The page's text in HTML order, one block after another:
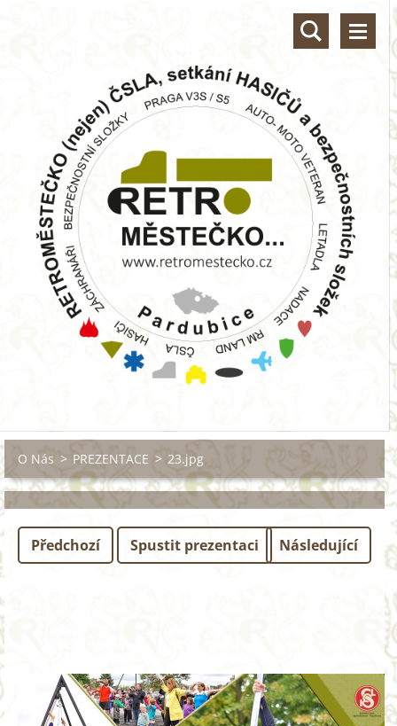
O Nás > PREZENTACE > 23.jpg
Předchozí Spustit prezentaci Následující